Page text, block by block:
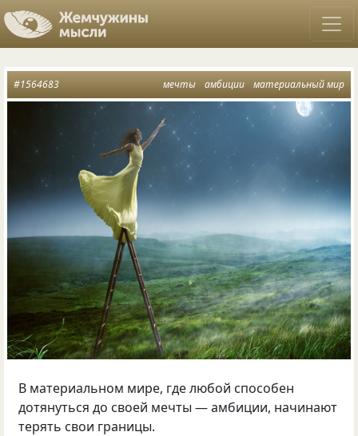
мечты амбиции материальный мир
#1564683
В материальном мире, где любой способен
дотянуться до своей мечты — амбиции, начинают
терять свои границы.